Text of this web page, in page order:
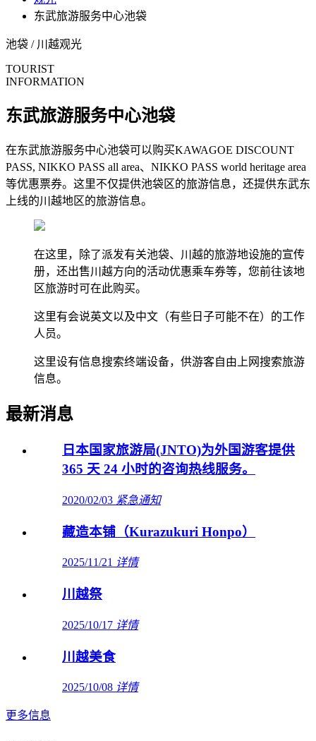
东武旅游服务中心池袋
池袋 / 川越观光
TOURIST
INFORMATION
东武旅游服务中心池袋
在东武旅游服务中心池袋可以购买KAWAGOE DISCOUNT
PASS, NIKKO PASS all area、NIKKO PASS world heritage area
等优惠票券。这里不仅提供池袋区的旅游信息，还提供东武东
上线的川越地区的旅游信息。
在这里，除了派发有关池袋、川越的旅游地设施的宣传
册，还出售川越方向的活动优惠乘车券等，您前往该地
区旅游时可在此购买。
这里有会说英文以及中文（有些日子可能不在）的工作
人员。
这里设有信息搜索终端设备，供游客自由上网搜索旅游
信息。
最新消息
日本国家旅游局(JNTO)为外国游客提供
365 天 24 小时的咨询热线服务。
2020/02/03 紧急通知
藏造本铺（Kurazukuri Honpo）
2025/11/21 详情
川越祭
2025/10/17 详情
川越美食
2025/10/08 详情
更多信息